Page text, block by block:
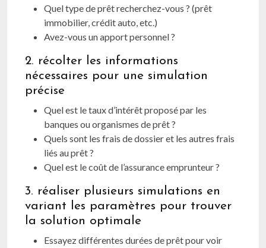
Quel type de prêt recherchez-vous ? (prêt
immobilier, crédit auto, etc.)
Avez-vous un apport personnel ?
2. récolter les informations
nécessaires pour une simulation
précise
Quel est le taux d’intérêt proposé par les
banques ou organismes de prêt ?
Quels sont les frais de dossier et les autres frais
liés au prêt ?
Quel est le coût de l’assurance emprunteur ?
3. réaliser plusieurs simulations en
variant les paramètres pour trouver
la solution optimale
Essayez différentes durées de prêt pour voir